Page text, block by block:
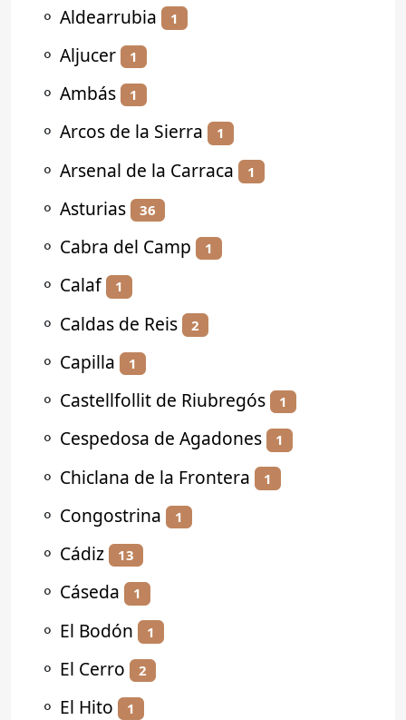
⚬ Aldearrubia 1
⚬ Aljucer 1
⚬ Ambás 1
⚬ Arcos de la Sierra 1
⚬ Arsenal de la Carraca 1
⚬ Asturias 36
⚬ Cabra del Camp 1
⚬ Calaf 1
⚬ Caldas de Reis 2
⚬ Capilla 1
⚬ Castellfollit de Riubregós 1
⚬ Cespedosa de Agadones 1
⚬ Chiclana de la Frontera 1
⚬ Congostrina 1
⚬ Cádiz 13
⚬ Cáseda 1
⚬ El Bodón 1
⚬ El Cerro 2
⚬ El Hito 1